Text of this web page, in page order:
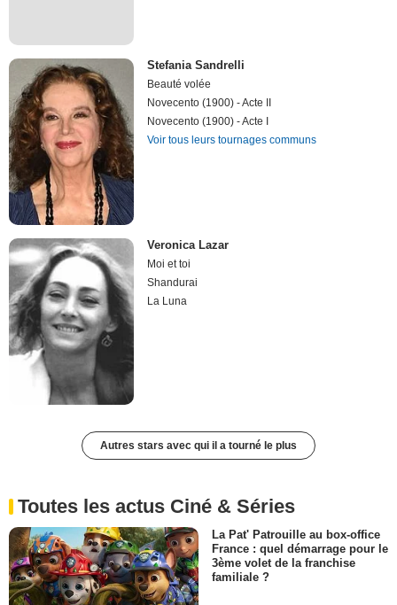
Stefania Sandrelli
Beauté volée
Novecento (1900) - Acte II
Novecento (1900) - Acte I
Voir tous leurs tournages communs
Veronica Lazar
Moi et toi
Shandurai
La Luna
Autres stars avec qui il a tourné le plus
Toutes les actus Ciné & Séries
La Pat' Patrouille au box-office
France : quel démarrage pour le
3ème volet de la franchise
familiale ?